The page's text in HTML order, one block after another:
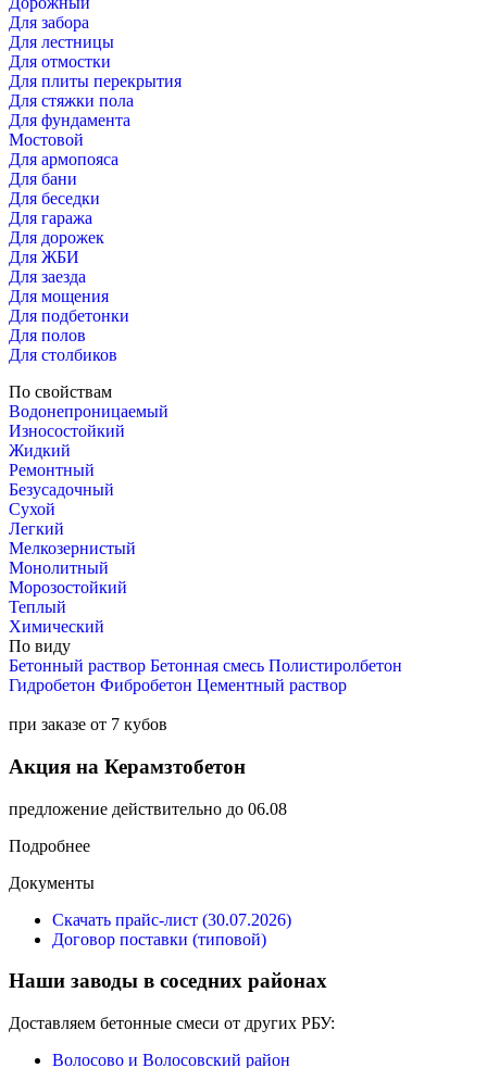
Для забора
Для лестницы
Для отмостки
Для плиты перекрытия
Для стяжки пола
Для фундамента
Мостовой
Для армопояса
Для бани
Для беседки
Для гаража
Для дорожек
Для ЖБИ
Для заезда
Для мощения
Для подбетонки
Для полов
Для столбиков
По свойствам
Водонепроницаемый
Износостойкий
Жидкий
Ремонтный
Безусадочный
Сухой
Легкий
Мелкозернистый
Монолитный
Морозостойкий
Теплый
Химический
По виду
Бетонный раствор Бетонная смесь Полистиролбетон
Гидробетон Фибробетон Цементный раствор
при заказе от 7 кубов
Акция на Керамзтобетон
предложение действительно до 06.08
Подробнее
Документы
Скачать прайс-лист (30.07.2026)
Договор поставки (типовой)
Наши заводы в соседних районах
Доставляем бетонные смеси от других РБУ:
Волосово и Волосовский район